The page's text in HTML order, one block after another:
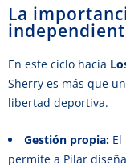
La
En este ciclo hacia
Sherry es más que
libertad deportiva.
Gestión propia:
permite a Pilar